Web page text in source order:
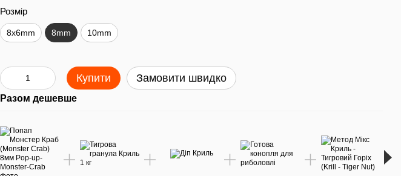
Розмір
8x6mm 8mm 10mm
Купити Замовити швидко
Разом дешевше